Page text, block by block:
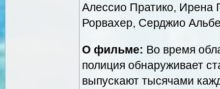
Алессио Пратико, Ирена
Рорвахер, Серджио
О фильме: Во время
полиция обнаруживает
выпускают тысячами